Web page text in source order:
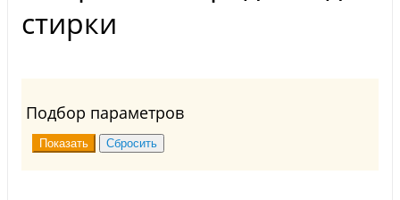
стирки
Подбор параметров